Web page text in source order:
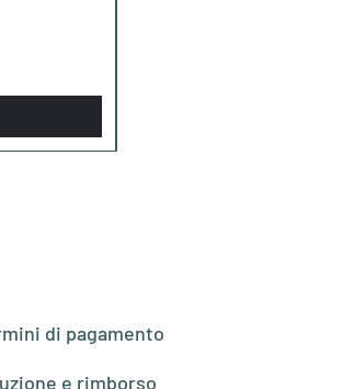
di pagamento
e rimborso